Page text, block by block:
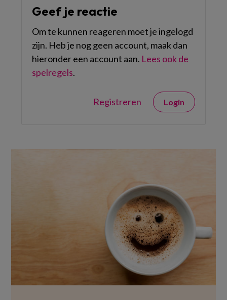
Geef je reactie
Om te kunnen reageren moet je ingelogd
zijn. Heb je nog geen account, maak dan
hieronder een account aan. Lees ook de
spelregels.
Registreren Login